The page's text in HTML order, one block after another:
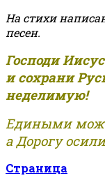
На стихи
песен.
Господи
и сохрани
неделимую!
Едиными
а Дорогу
Страница